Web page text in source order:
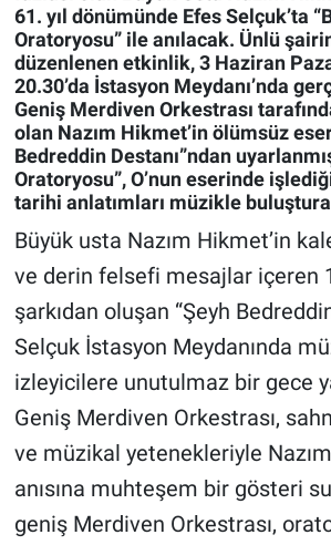
61. yıl dönümünde Efes Selçuk’ta
Oratoryosu” ile anılacak. Ünlü
düzenlenen etkinlik, 3 Haziran
20.30’da İstasyon Meydanı’nda
Geniş Merdiven Orkestrası
olan Nazım Hikmet’in ölümsüz
Bedreddin Destanı”ndan
Oratoryosu”, O’nun eserinde
tarihi anlatımları müzikle
Büyük usta Nazım Hikmet’in
ve derin felsefi mesajlar içeren
şarkıdan oluşan “Şeyh
Selçuk İstasyon Meydanında
izleyicilere unutulmaz bir gece
Geniş Merdiven Orkestrası,
ve müzikal yetenekleriyle
anısına muhteşem bir gösteri
geniş Merdiven Orkestrası,
Gündem Özel
Günün görüntüsü
Haber
Kimdir
Koronavirüs
Kültür Sanat
Ne demişti
Nedir